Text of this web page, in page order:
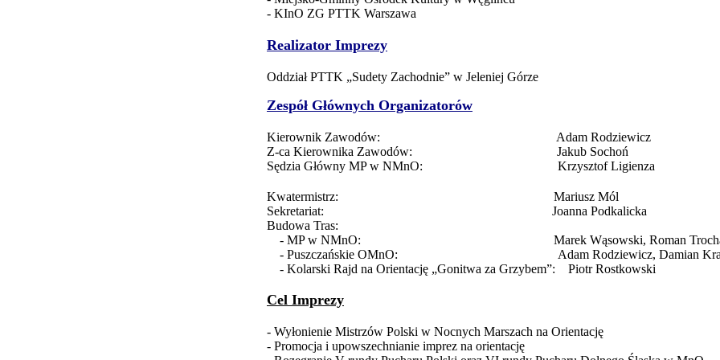
- KInO ZG PTTK Warszawa
Realizator Imprezy
Oddział PTTK „Sudety Zachodnie” w Jeleniej Górze
Zespół Głównych Organizatorów
Kierownik Zawodów: Adam Rodziewicz
Z-ca Kierownika Zawodów: Jakub Sochoń
Sędzia Główny MP w NMnO: Krzysztof Ligienza
Kwatermistrz: Mariusz Mól
Sekretariat: Joanna Podkalicka
Budowa Tras:
- MP w NMnO: Marek Wąsowski, Roman
- Puszczańskie OMnO: Adam Rodziewicz, Damian
- Kolarski Rajd na Orientację „Gonitwa za Grzybem”: Piotr Rostkowski
Cel Imprezy
- Wyłonienie Mistrzów Polski w Nocnych Marszach na Orientację
- Promocja i upowszechnianie imprez na orientację